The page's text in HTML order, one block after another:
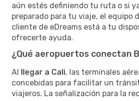
aún estés definiendo tu ruta o si
preparado para tu viaje, el equipo
cliente de eDreams está a tu
ofrecerte ayuda.
¿Qué aeropuertos conectan
Al llegar a Cali, las terminales
concebidas para facilitar un
viajeros. La señalización para la